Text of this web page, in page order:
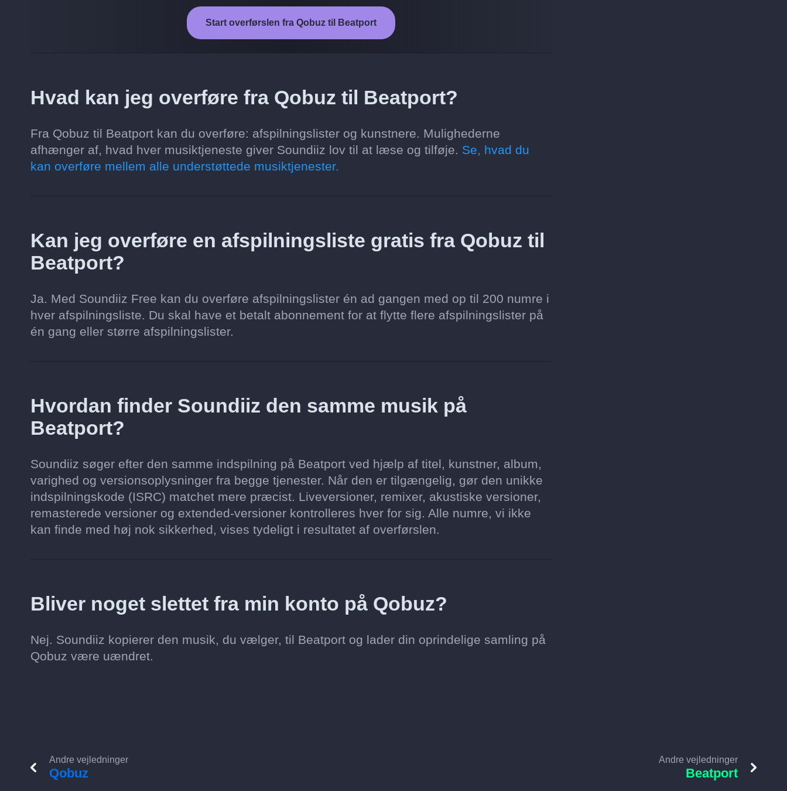
Start overførslen fra Qobuz til Beatport
Hvad kan jeg overføre fra Qobuz til Beatport?
Fra Qobuz til Beatport kan du overføre: afspilningslister og kunstnere. Mulighederne
afhænger af, hvad hver musiktjeneste giver Soundiiz lov til at læse og tilføje. Se, hvad du
kan overføre mellem alle understøttede musiktjenester.
Kan jeg overføre en afspilningsliste gratis fra Qobuz til
Beatport?
Ja. Med Soundiiz Free kan du overføre afspilningslister én ad gangen med op til 200 numre i
hver afspilningsliste. Du skal have et betalt abonnement for at flytte flere afspilningslister på
én gang eller større afspilningslister.
Hvordan finder Soundiiz den samme musik på
Beatport?
Soundiiz søger efter den samme indspilning på Beatport ved hjælp af titel, kunstner, album,
varighed og versionsoplysninger fra begge tjenester. Når den er tilgængelig, gør den unikke
indspilningskode (ISRC) matchet mere præcist. Liveversioner, remixer, akustiske versioner,
remasterede versioner og extended-versioner kontrolleres hver for sig. Alle numre, vi ikke
kan finde med høj nok sikkerhed, vises tydeligt i resultatet af overførslen.
Bliver noget slettet fra min konto på Qobuz?
Nej. Soundiiz kopierer den musik, du vælger, til Beatport og lader din oprindelige samling på
Qobuz være uændret.
Andre vejledninger
Qobuz
Andre vejledninger
Beatport